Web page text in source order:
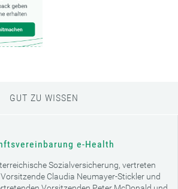
GUT ZU WISSEN
e-Health
Sozialversicherung, vertreten
Claudia Neumayer-Stickler und